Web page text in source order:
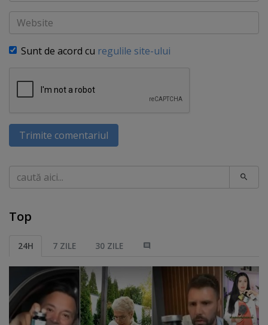
Website
Sunt de acord cu regulile site-ului
Trimite comentariul
Caută
Top
24H 7 ZILE 30 ZILE